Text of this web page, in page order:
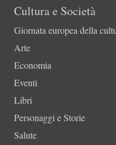
Cultura e Società
Giornata europea della
Arte
Economia
Eventi
Libri
Personaggi e Storie
Salute